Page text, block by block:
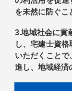
を未然に防ぐこ
3.地域社会に貢
し、宅建士資
いただくことで
進し、地域経済